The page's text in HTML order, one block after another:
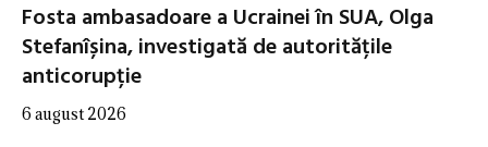
Fosta ambasadoare a Ucrainei în SUA, Olga
Stefanîșina, investigată de autoritățile
anticorupție
6 august 2026